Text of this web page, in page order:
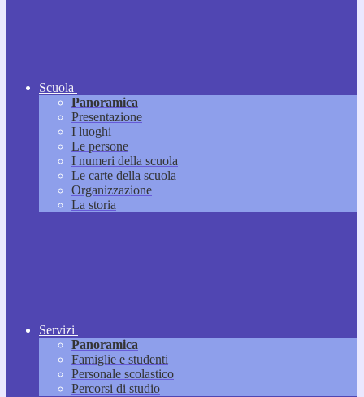
Scuola
Panoramica
Presentazione
I luoghi
Le persone
I numeri della scuola
Le carte della scuola
Organizzazione
La storia
Servizi
Panoramica
Famiglie e studenti
Personale scolastico
Percorsi di studio